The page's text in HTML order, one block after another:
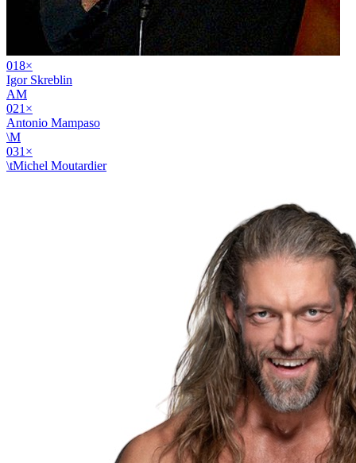
018×
Igor Skreblin
AM
021 ×
Antonio Mampaso
\M
031 ×
\tMichel Moutardier